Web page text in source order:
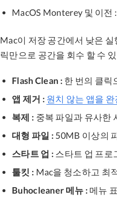
MacOS Monterey 및 이전
Mac이 저장 공간에서 낮은
릭만으로 공간을 회수 할 수
Flash Clean : 한 번의 클릭
앱 제거 : 원치 않는 앱을 ​​완
복제 : 중복 파일과 유사한
대형 파일 : 50MB 이상의
스타트 업 : 스타트 업 프로
툴킷 : Mac을 청소하고 최
Buhocleaner 메뉴 : 메뉴